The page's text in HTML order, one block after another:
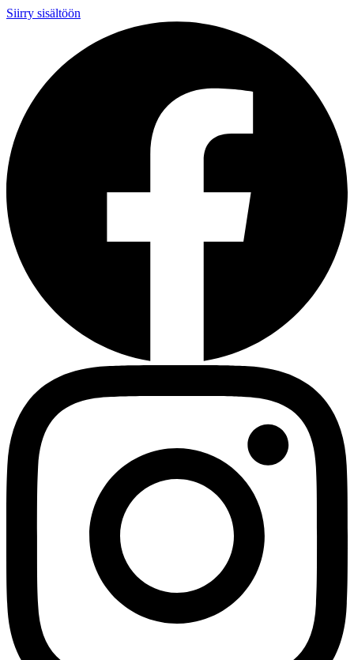
Siirry sisältöön